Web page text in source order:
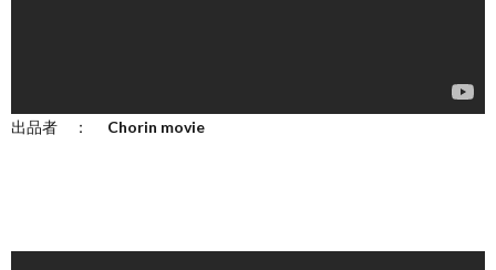
出品者 ： Chorin movie